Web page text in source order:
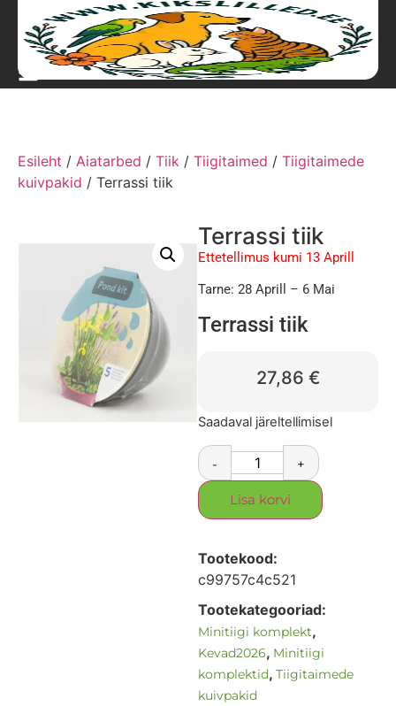
Esileht / Aiatarbed / Tiik / Tiigitaimed / Tiigitaimede
kuivpakid / Terrassi tiik
Terrassi tiik
Ettetellimus kumi 13 Aprill
Tarne: 28 Aprill – 6 Mai
Terrassi tiik
27,86 €
Saadaval järeltellimisel
- +
Lisa korvi
Tootekood:
c99757c4c521
Tootekategooriad:
Minitiigi komplekt,
Kevad2026, Minitiigi
komplektid, Tiigitaimede
kuivpakid